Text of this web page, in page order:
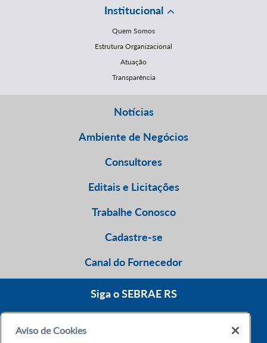
Institucional
Quem Somos
Estrutura Organizacional
Atuação
Transparência
Notícias
Ambiente de Negócios
Consultores
Editais e Licitações
Trabalhe Conosco
Cadastre-se
Canal do Fornecedor
Siga o SEBRAE RS
Aviso de Cookies